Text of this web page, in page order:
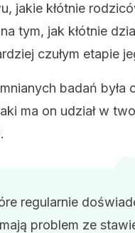
jakie kłótnie
tym, jak kłótnie
czułym etapie
badań była
ma on udział w
regularnie
problem ze